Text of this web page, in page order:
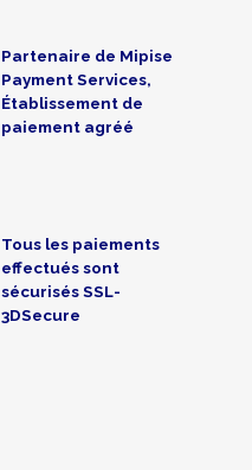
Partenaire de Mipise
Payment Services,
Établissement de
paiement agréé
Tous les paiements
effectués sont
sécurisés SSL-
3DSecure